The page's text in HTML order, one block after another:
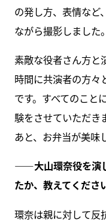
の発し方、表情など
ながら撮影しました。
素敵な役者さん方と
時間に共演者の方々
です。すべてのこと
験をさせていただき
あと、お弁当が美味
――大山環奈役を演
たか、教えてくださ
環奈は親に対して反